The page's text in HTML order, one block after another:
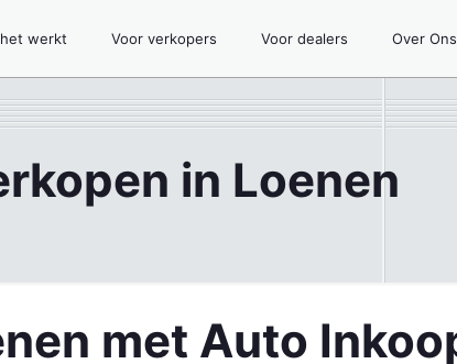
werkt Voor verkopers Voor dealers Over Ons
in Loenen
met Auto